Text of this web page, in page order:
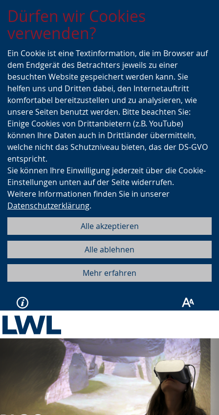
Zur
Hauptnavigation
Zur
Seitennavigation
Zum
Inhalt
Dürfen wir Cookies
verwenden?
Ein Cookie ist eine Textinformation, die im Browser auf
dem Endgerät des Betrachters jeweils zu einer
besuchten Website gespeichert werden kann. Sie
helfen uns und Dritten dabei, den Internetauftritt
komfortabel bereitzustellen und zu analysieren, wie
unsere Seiten benutzt werden. Bitte beachten Sie:
Einige Cookies von Drittanbietern (z.B. YouTube)
können Ihre Daten auch in Drittländer übermitteln,
welche nicht das Schutzniveau bieten, das der DS-GVO
entspricht.
Sie können Ihre Einwilligung jederzeit über die Cookie-
Einstellungen unten auf der Seite widerrufen.
Weitere Informationen finden Sie in unserer
Datenschutzerklärung.
Alle akzeptieren
Alle ablehnen
Mehr erfahren
Vorherige